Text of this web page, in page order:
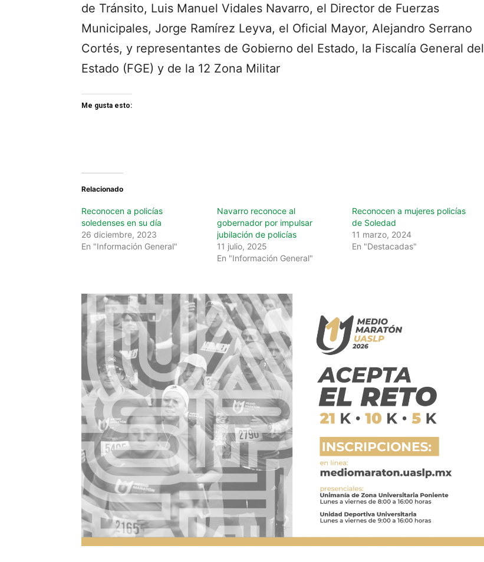
de Tránsito, Luis Manuel Vidales Navarro, el Director de Fuerzas
Municipales, Jorge Ramírez Leyva, el Oficial Mayor, Alejandro Serrano
Cortés, y representantes de Gobierno del Estado, la Fiscalía General del
Estado (FGE) y de la 12 Zona Militar
Me gusta esto:
Relacionado
Reconocen a policías
soledenses en su día
26 diciembre, 2023
En "Información General"
Navarro reconoce al
gobernador por impulsar
jubilación de policías
11 julio, 2025
En "Información General"
Reconocen a mujeres policías
de Soledad
11 marzo, 2024
En "Destacadas"